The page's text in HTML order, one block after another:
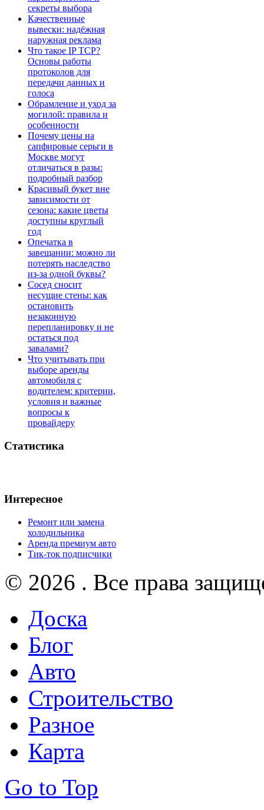
секреты выбора
Качественные
вывески: надёжная
наружная реклама
Что такое IP TCP?
Основы работы
протоколов для
передачи данных и
голоса
Обрамление и уход за
могилой: правила и
особенности
Почему цены на
сапфировые серьги в
Москве могут
отличаться в разы:
подробный разбор
Красивый букет вне
зависимости от
сезона: какие цветы
доступны круглый
год
Опечатка в
завещании: можно ли
потерять наследство
из-за одной буквы?
Сосед сносит
несущие стены: как
остановить
незаконную
перепланировку и не
остаться под
завалами?
Что учитывать при
выборе аренды
автомобиля с
водителем: критерии,
условия и важные
вопросы к
провайдеру
Статистика
Интересное
Ремонт или замена
холодильника
Аренда премиум авто
Тик-ток подписчики
© 2026 . Все права
Доска
Блог
Авто
Строительство
Разное
Карта
Go to Top